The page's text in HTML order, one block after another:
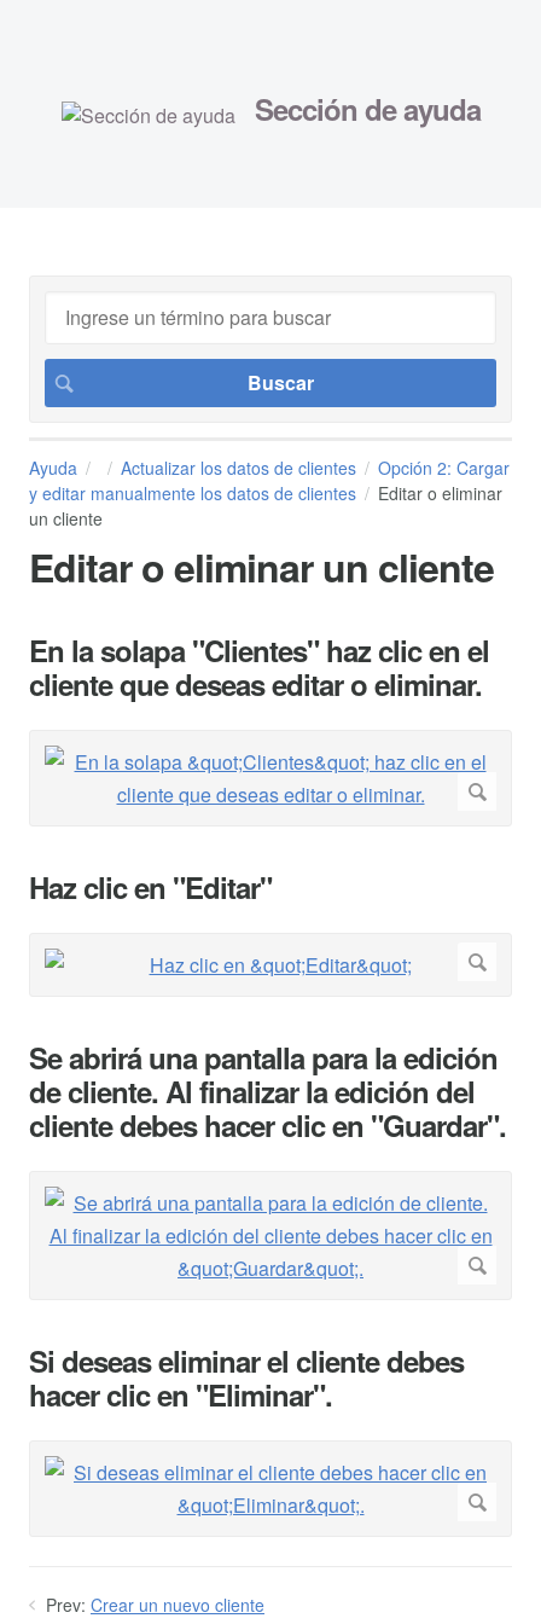
Sección de ayuda
Ayuda Actualizar los datos de clientes
Opción 2: Cargar
y editar manualmente los datos de clientes
Editar o eliminar
un cliente
Editar o eliminar un cliente
En la solapa "Clientes" haz clic en el
cliente que deseas editar o eliminar.
Haz clic en "Editar"
Se abrirá una pantalla para la edición
de cliente. Al finalizar la edición del
cliente debes hacer clic en "Guardar".
Si deseas eliminar el cliente debes
hacer clic en "Eliminar".
Prev: Crear un nuevo cliente